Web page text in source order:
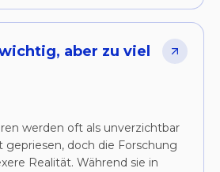
aber zu viel
werden oft als unverzichtbar
gepriesen, doch die Forschung
Realität. Während sie in